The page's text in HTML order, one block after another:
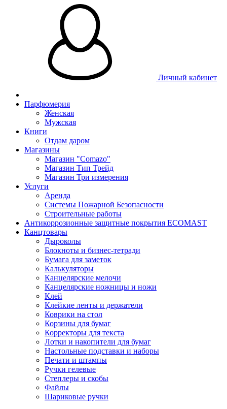
Личный кабинет
Парфюмерия
Женская
Мужская
Книги
Отдам даром
Магазины
Магазин "Comazo"
Магазин Тип Трейд
Магазин Три измерения
Услуги
Аренда
Системы Пожарной Безопасности
Строительные работы
Антикоррозионные защитные покрытия ECOMAST
Канцтовары
Дыроколы
Блокноты и бизнес-тетради
Бумага для заметок
Калькуляторы
Канцелярские мелочи
Канцелярские ножницы и ножи
Клей
Клейкие ленты и держатели
Коврики на стол
Корзины для бумаг
Корректоры для текста
Лотки и накопители для бумаг
Настольные подставки и наборы
Печати и штампы
Ручки гелевые
Степлеры и скобы
Файлы
Шариковые ручки